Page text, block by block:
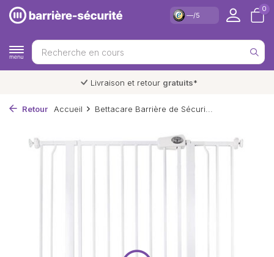
—/5
0
Livraison et retour gratuits*
Retour Accueil Bettacare Barrière de Sécuri...